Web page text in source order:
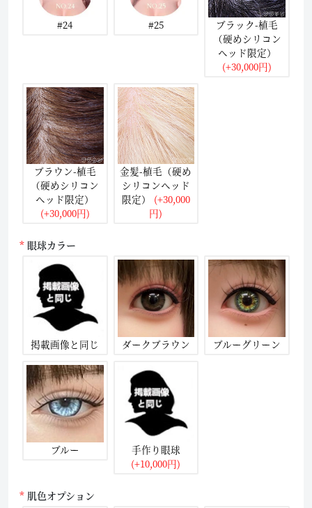
#24 #25
ブラック-植毛
（硬めシリコン
ヘッド限定）
(+30,000円)
ブラウン-植毛
（硬めシリコン
ヘッド限定）
(+30,000円)
金髪-植毛（硬め
シリコンヘッド
限定）
(+30,000
円)
眼球カラー
掲載画像と同じ ダークブラウン ブルーグリーン
ブルー
手作り眼球
(+10,000円)
肌色オプション